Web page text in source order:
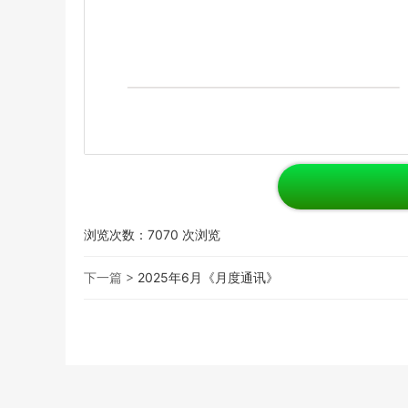
浏览次数： 7070 次浏览
下一篇 > 2025年6月《月度通讯》